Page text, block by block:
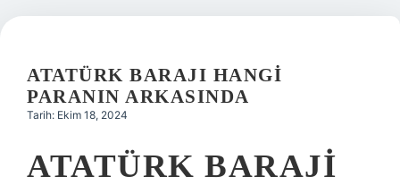
Yasal Uyarı
ATATÜRK BARAJI HANGI
PARANIN ARKASINDA
Tarih: Ekim 18, 2024
ATATÜRK BARAJI